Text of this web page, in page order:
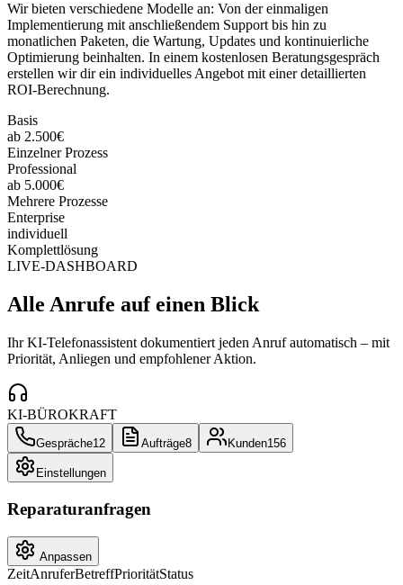
Wir bieten verschiedene Modelle an: Von der einmaligen
Implementierung mit anschließendem Support bis hin zu
monatlichen Paketen, die Wartung, Updates und kontinuierliche
Optimierung beinhalten. In einem kostenlosen Beratungsgespräch
erstellen wir dir ein individuelles Angebot mit einer detaillierten
ROI-Berechnung.
Basis
ab 2.500€
Einzelner Prozess
Professional
ab 5.000€
Mehrere Prozesse
Enterprise
individuell
Komplettlösung
LIVE-DASHBOARD
Alle Anrufe auf einen Blick
Ihr KI-Telefonassistent dokumentiert jeden Anruf automatisch – mit
Priorität, Anliegen und empfohlener Aktion.
KI-BÜROKRAFT
Gespräche12 Aufträge8 Kunden156
Einstellungen
Reparaturanfragen
Anpassen
ZeitAnruferBetreffPrioritätStatus